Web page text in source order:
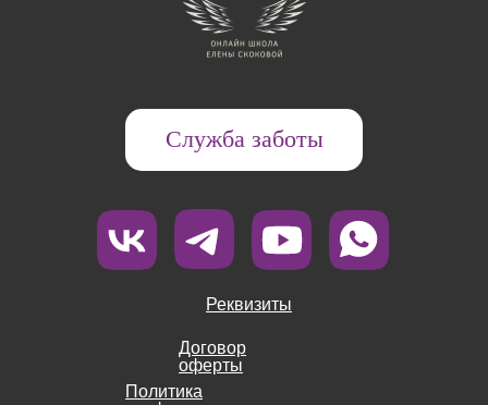
Договор
оферты
Политика
Реквизиты
Служба заботы